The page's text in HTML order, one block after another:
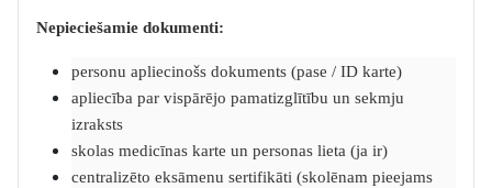
Nepieciešamie dokumenti:
personu apliecinošs dokuments (pase / ID karte)
apliecība par vispārējo pamatizglītību un sekmju
izraksts
skolas medicīnas karte un personas lieta (ja ir)
centralizēto eksāmenu sertifikāti (skolēnam pieejams